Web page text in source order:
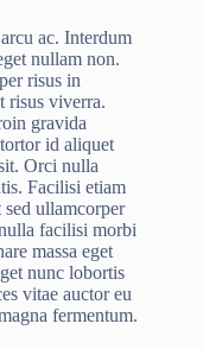
ac. Interdum
nullam non.
risus in
risus viverra.
gravida
id aliquet
Orci nulla
Facilisi etiam
ullamcorper
facilisi morbi
massa eget
nunc lobortis
vitae auctor eu
fermentum.